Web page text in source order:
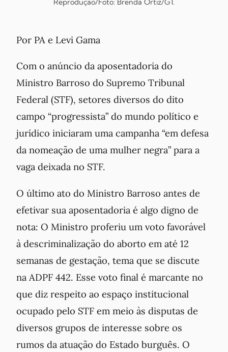
Reprodução/Foto: Brenda Ortiz/G1.
Por PA e Levi Gama
Com o anúncio da aposentadoria do
Ministro Barroso do Supremo Tribunal
Federal (STF), setores diversos do dito
campo “progressista” do mundo político e
jurídico iniciaram uma campanha “em defesa
da nomeação de uma mulher negra” para a
vaga deixada no STF.
O último ato do Ministro Barroso antes de
efetivar sua aposentadoria é algo digno de
nota: O Ministro proferiu um voto favorável
à descriminalização do aborto em até 12
semanas de gestação, tema que se discute
na ADPF 442. Esse voto final é marcante no
que diz respeito ao espaço institucional
ocupado pelo STF em meio às disputas de
diversos grupos de interesse sobre os
rumos da atuação do Estado burguês. O